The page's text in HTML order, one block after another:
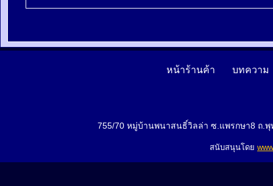
หน้าร้านค้า บทความ
755/70 หมู่บ้านพนาสนธิ์วิลล่า ซ.แพรกษา8 ถ.พุ
สนับสนุนโดย